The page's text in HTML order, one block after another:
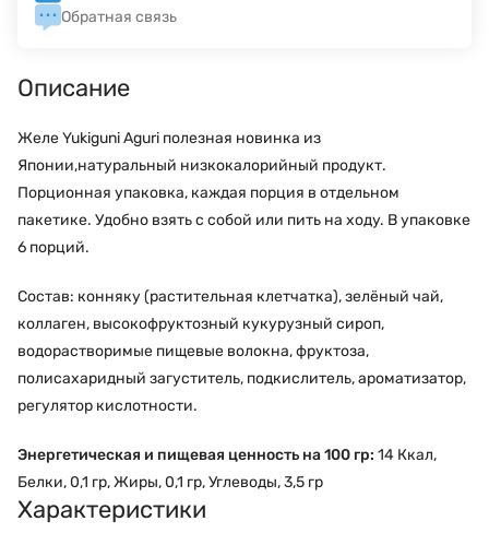
Обратная связь
Описание
Желе Yukiguni Aguri полезная новинка из
Японии,натуральный низкокалорийный продукт.
Порционная упаковка, каждая порция в отдельном
пакетике. Удобно взять с собой или пить на ходу. В упаковке
6 порций.
Состав: конняку (растительная клетчатка), зелёный чай,
коллаген, высокофруктозный кукурузный сироп,
водорастворимые пищевые волокна, фруктоза,
полисахаридный загуститель, подкислитель, ароматизатор,
регулятор кислотности.
Энергетическая и пищевая ценность на 100 гр: 14 Ккал,
Белки, 0,1 гр, Жиры, 0,1 гр, Углеводы, 3,5 гр
Характеристики